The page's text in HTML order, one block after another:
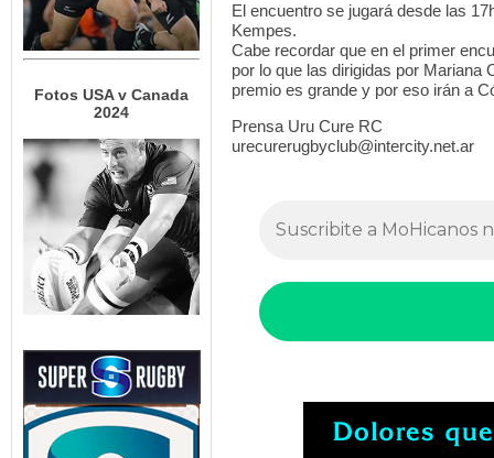
Fotos USA v Canada
2024
El encuentro se jugará desde las
Kempes.
Cabe recordar que en el primer
por lo que las dirigidas por Mariana
premio es grande y por eso irán a
Prensa Uru Cure RC
urecurerugbyclub@intercity.net.ar